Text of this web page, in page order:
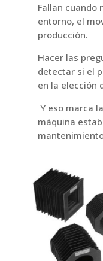
Fallan cuando
entorno, el
producción.
Hacer las
detectar si el
en la elección
Y eso marca
máquina